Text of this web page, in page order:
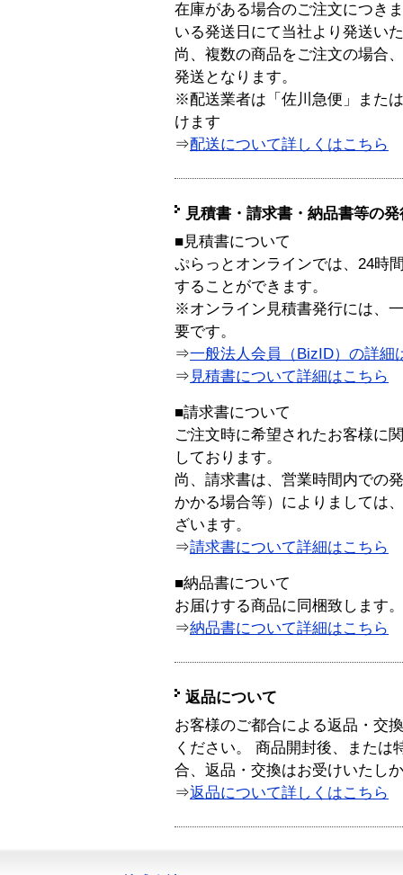
在庫がある場合のご注文につき
いる発送日にて当社より発送い
尚、複数の商品をご注文の場合
発送となります。
※配送業者は「佐川急便」また
けます
⇒配送について詳しくはこちら
見積書・請求書・納品書等の
■見積書について
ぷらっとオンラインでは、24時
することができます。
※オンライン見積書発行には、
要です。
⇒一般法人会員（BizID）の詳細
⇒ 見積書について詳細はこちら
■請求書について
ご注文時に希望されたお客様に
しております。
尚、請求書は、営業時間内での
かかる場合等）によりましては
ざいます。
⇒請求書について詳細はこちら
■納品書について
お届けする商品に同梱致します。
⇒納品書について詳細はこちら
返品について
お客様のご都合による返品・交
ください。 商品開封後、または
合、返品・交換はお受けいたし
⇒返品について詳しくはこちら